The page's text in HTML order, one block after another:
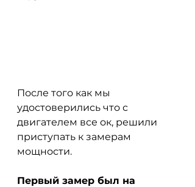
После того как мы
удостоверились что с
двигателем все ок, решили
приступать к замерам
мощности.
Первый замер был на